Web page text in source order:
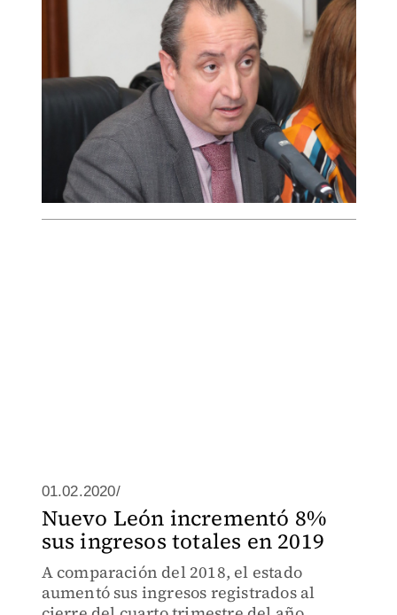
01.02.2020/
Nuevo León incrementó 8%
sus ingresos totales en 2019
A comparación del 2018, el estado
aumentó sus ingresos registrados al